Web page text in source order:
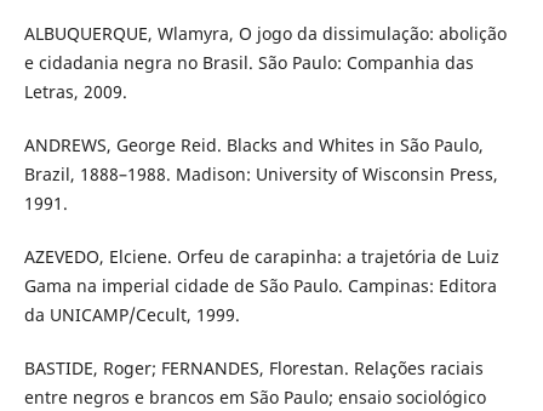
ALBUQUERQUE, Wlamyra, O jogo da dissimulação: abolição
e cidadania negra no Brasil. São Paulo: Companhia das
Letras, 2009.
ANDREWS, George Reid. Blacks and Whites in São Paulo,
Brazil, 1888–1988. Madison: University of Wisconsin Press,
1991.
AZEVEDO, Elciene. Orfeu de carapinha: a trajetória de Luiz
Gama na imperial cidade de São Paulo. Campinas: Editora
da UNICAMP/Cecult, 1999.
BASTIDE, Roger; FERNANDES, Florestan. Relações raciais
entre negros e brancos em São Paulo; ensaio sociológico